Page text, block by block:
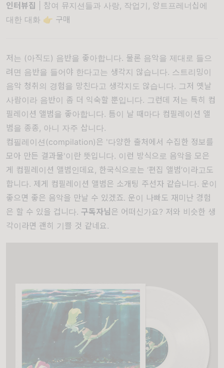
인터뷰집
| 참여 뮤지션들과 사랑, 작업기, 앙트프레너십에
대한 대화 👉 구매
저는 (아직도) 음반을 좋아합니다. 물론 음악을 제대로 들으
려면 음반을 들어야 한다고는 생각지 않습니다. 스트리밍이
음악 청취의 경험을 망친다고 생각지도 않습니다. 그저 옛날
사람이라 음반이 좀 더 익숙할 뿐입니다. 그런데 저는 특히 컴
필레이션 앨범을 좋아합니다. 틈이 날 때마다 컴필레이션 앨
범을 종종, 아니 자주 삽니다.
컴필레이션(compilation)은 '다양한 출처에서 수집한 정보를
모아 만든 결과물'이란 뜻입니다. 이런 방식으로 음악을 모은
게 컴필레이션 앨범인데요, 한국식으로는 ‘편집 앨범’이라고도
합니다. 제게 컴필레이션 앨범은 소개팅 주선자 같습니다. 운이
좋으면 좋은 음악을 만날 수 있겠죠. 운이 나빠도 재미난 경험
은 할 수 있을 겁니다. 구독자님은 어떠신가요? 저와 비슷한 생
각이라면 괜히 기쁠 것 같네요.